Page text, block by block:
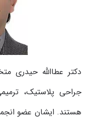
دکتر عطاالله
جراحی پلاستیک،
هستند. ایشان عضو